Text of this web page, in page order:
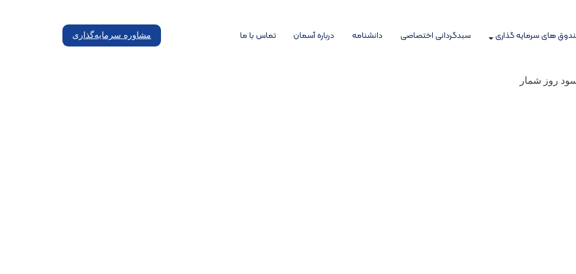
های سرمایه گذاری سبدگردانی اختصاصی دانشنامه درباره آسمان تماس با ما مشاوره سرمایه‌گذاری
روز شمار